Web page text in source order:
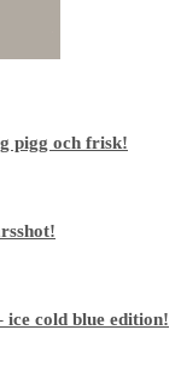
pigg och frisk!
cold blue edition!